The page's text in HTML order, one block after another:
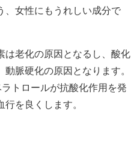
、女性にもうれしい成分で
は老化の原因となるし、酸化
脈硬化の原因となります。
トロールが抗酸化作用を発
を良くします。